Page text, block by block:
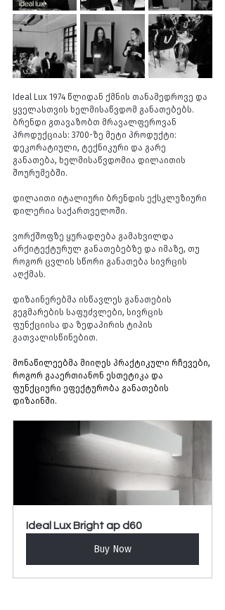
Ideal Lux 1974 წლიდან ქმნის თანამედროვე და
ყველასთვის ხელმისაწვდომ განათებებს.
ბრენდი გთავაზობთ მრავალფეროვან
პროდუქციას: 3700-ზე მეტი პროდუქტი:
დეკორატიული, ტექნიკური და გარე
განათება, ხელმისაწვდომია დილაითის
შოურუმებში.
დილაითი იტალიური ბრენდის ექსკლუზიური
დილერია საქართველოში.
ვორქშოფზე ყურადღება გამახვილდა
არქიტექტურულ განათებებზე და იმაზე, თუ
როგორ ცვლის სწორი განათება სივრცის
აღქმას.
დიზაინერებმა ისწავლეს განათების
გეგმარების საფუძვლები, სივრცის
ფუნქციისა და ზედაპირის ტიპის
გათვალისწინებით.
მონაწილეებმა მიიღეს პრაქტიკული რჩევები,
როგორ გააერთიანონ ესთეტიკა და
ფუნქციური ეფექტურობა განათების
დიზაინში.
Ideal Lux Bright ap d60
Buy Now